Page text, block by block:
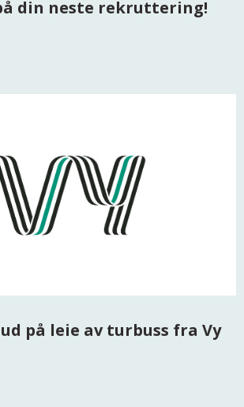
din neste rekruttering!
på leie av turbuss fra Vy